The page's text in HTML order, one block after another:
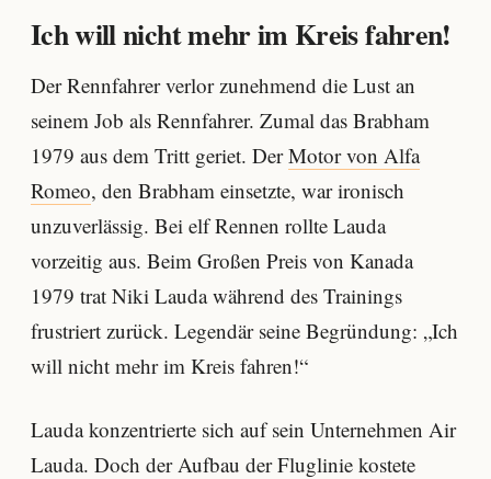
Ich will nicht mehr im Kreis fahren!
Der Rennfahrer verlor zunehmend die Lust an
seinem Job als Rennfahrer. Zumal das Brabham
1979 aus dem Tritt geriet. DerMotor von Alfa
Romeo, den Brabham einsetzte, war ironisch
unzuverlässig. Bei elf Rennen rollte Lauda
vorzeitig aus. Beim Großen Preis von Kanada
1979 trat Niki Lauda während des Trainings
frustriert zurück. Legendär seine Begründung: „Ich
will nicht mehr im Kreis fahren!“
Lauda konzentrierte sich auf sein Unternehmen Air
Lauda. Doch der Aufbau der Fluglinie kostete